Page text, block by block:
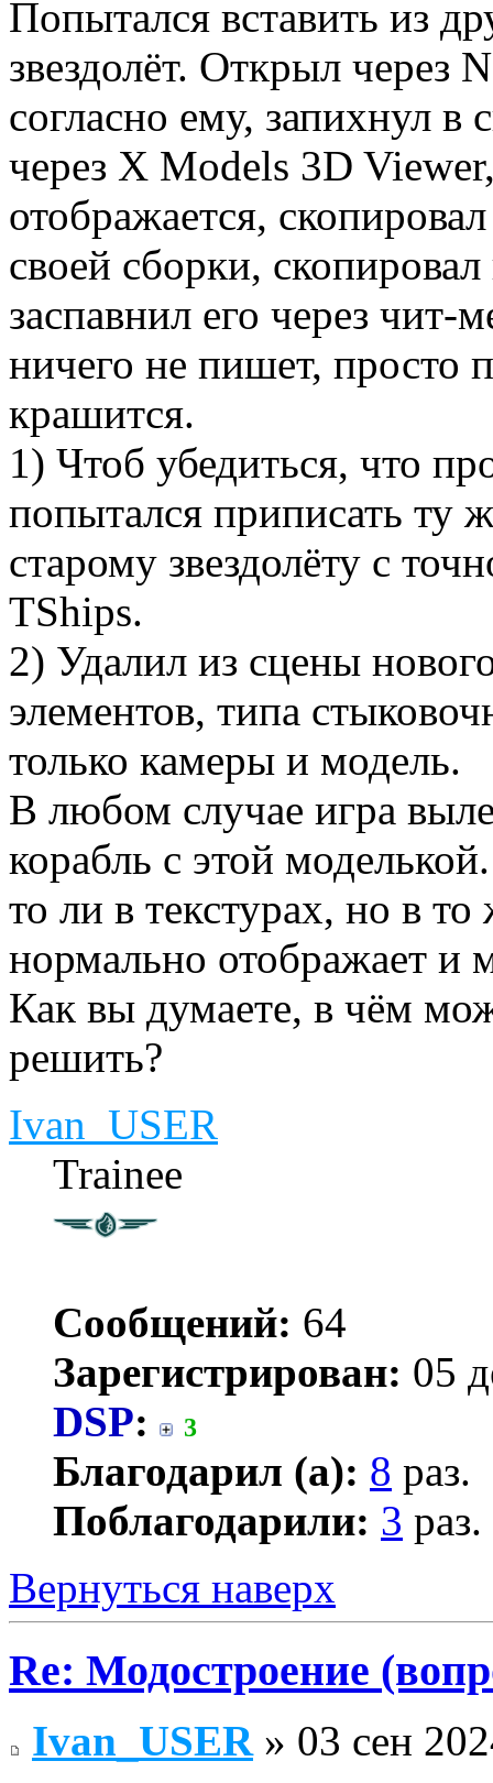
Попытался вставить из
звездолёт. Открыл через
согласно ему, запихнул
через X Models 3D
отображается,
своей сборки,
заспавнил его через
ничего не пишет, просто
крашится.
1) Чтоб убедиться, что
попытался приписать ту
старому звездолёту с
TShips.
2) Удалил из сцены
элементов, типа
только камеры и модель.
В любом случае игра
корабль с этой
то ли в текстурах, но в
нормально отображает и
Как вы думаете, в чём
решить?
Ivan_USER
Trainee
Сообщений: 64
Зарегистрирован: 05
DSP: 3
Благодарил (а): 8 раз.
Поблагодарили: 3 раз.
Вернуться наверх
Re: Модостроение
Ivan_USER» 03 сен